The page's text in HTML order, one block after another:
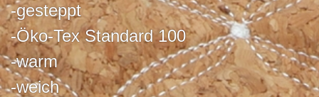
-gesteppt
-Öko-Tex Standard 100
-warm
-weich